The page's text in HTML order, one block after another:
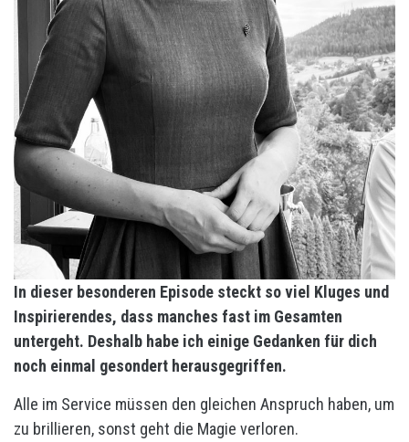
In dieser besonderen Episode steckt so viel Kluges und
Inspirierendes, dass manches fast im Gesamten
untergeht. Deshalb habe ich einige Gedanken für dich
noch einmal gesondert herausgegriffen.
Alle im Service müssen den gleichen Anspruch haben, um
zu brillieren, sonst geht die Magie verloren.